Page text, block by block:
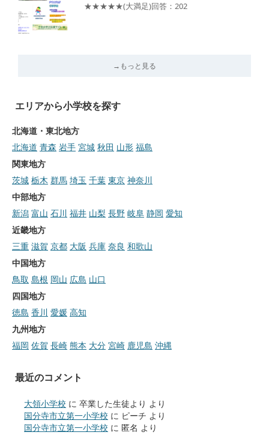
★★★★★(大満足)回答：202
→もっと見る
エリアから小学校を探す
北海道・東北地方
北海道 青森 岩手 宮城 秋田 山形 福島
関東地方
茨城 栃木 群馬 埼玉 千葉 東京 神奈川
中部地方
新潟 富山 石川 福井 山梨 長野 岐阜 静岡 愛知
近畿地方
三重 滋賀 京都 大阪 兵庫 奈良 和歌山
中国地方
鳥取 島根 岡山 広島 山口
四国地方
徳島 香川 愛媛 高知
九州地方
福岡 佐賀 長崎 熊本 大分 宮崎 鹿児島 沖縄
最近のコメント
大領小学校 に 卒業した生徒より より
国分寺市立第一小学校 に ピーチ より
国分寺市立第一小学校 に 匿名 より